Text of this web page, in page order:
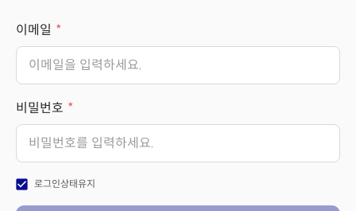
이메일
비밀번호
check_box 로그인상태유지